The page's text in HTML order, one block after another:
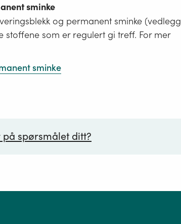
sminke
og permanent sminke (vedlegg
stoffene som er regulert gi treff. For mer
sminke
spørsmålet ditt?